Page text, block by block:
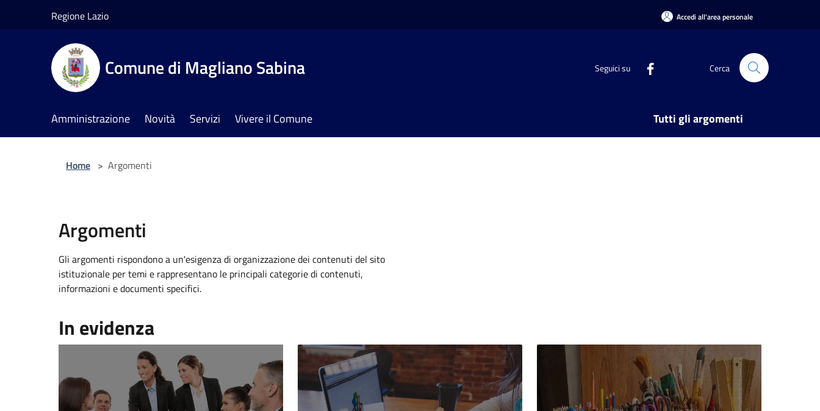
Regione Lazio Accedi all'area personale
Comune di Magliano Sabina Seguici su Cerca
Amministrazione Novità Servizi Vivere il Comune Tutti gli argomenti
Home > Argomenti
Argomenti
Gli argomenti rispondono a un'esigenza di organizzazione dei contenuti del sito
istituzionale per temi e rappresentano le principali categorie di contenuti,
informazioni e documenti specifici.
In evidenza